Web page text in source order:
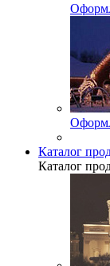
Каталог
Каталог